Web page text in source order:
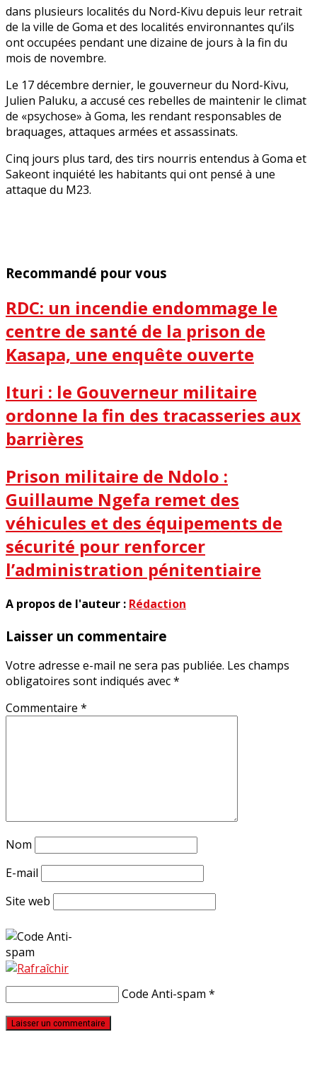
dans plusieurs localités du Nord-Kivu depuis leur retrait
de la ville de Goma et des localités environnantes qu’ils
ont occupées pendant une dizaine de jours à la fin du
mois de novembre.
Le 17 décembre dernier, le gouverneur du Nord-Kivu,
Julien Paluku, a accusé ces rebelles de maintenir le climat
de «psychose» à Goma, les rendant responsables de
braquages, attaques armées et assassinats.
Cinq jours plus tard, des tirs nourris entendus à Goma et
Sakeont inquiété les habitants qui ont pensé à une
attaque du M23.
Recommandé pour vous
RDC: un incendie endommage le
centre de santé de la prison de
Kasapa, une enquête ouverte
Ituri : le Gouverneur militaire
ordonne la fin des tracasseries aux
barrières
Prison militaire de Ndolo :
Guillaume Ngefa remet des
véhicules et des équipements de
sécurité pour renforcer
l’administration pénitentiaire
A propos de l'auteur : Rédaction
Laisser un commentaire
Votre adresse e-mail ne sera pas publiée. Les champs
obligatoires sont indiqués avec*
Commentaire *
Nom
E-mail
Site web
Code Anti-spam *